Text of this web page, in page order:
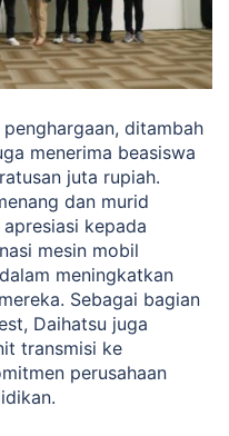
ditambah
menerima beasiswa
juta rupiah.
dan murid
kepada
mesin mobil
meningkatkan
Sebagai bagian
Daihatsu juga
transmisi ke
perusahaan